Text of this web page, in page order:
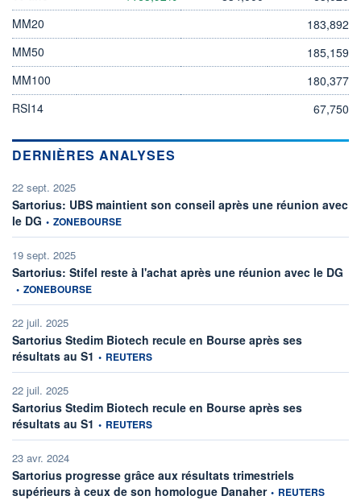
MM20
183,892
MM50
185,159
MM100
180,377
RSI14
67,750
DERNIÈRES ANALYSES
22 sept. 2025
Sartorius: UBS maintient son conseil après une réunion avec
le DG information fournie par
• ZONEBOURSE
19 sept. 2025
Sartorius: Stifel reste à l'achat après une réunion avec le DG
• ZONEBOURSE
22 juil. 2025
Sartorius Stedim Biotech recule en Bourse après ses
résultats au S1 information fournie par
• REUTERS
22 juil. 2025
Sartorius Stedim Biotech recule en Bourse après ses
résultats au S1 information fournie par
• REUTERS
23 avr. 2024
Sartorius progresse grâce aux résultats trimestriels
supérieurs à ceux de son homologue Danaherinformation fournie
• REUTERS